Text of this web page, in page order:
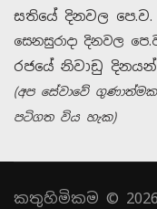
සතියේ දිනවල පෙ.ව.
සෙනසුරාදා දිනවල
රජයේ නිවාඩු
(අප සේවාවේ
පටිගත විය හැක)
කතුහිමිකම ©